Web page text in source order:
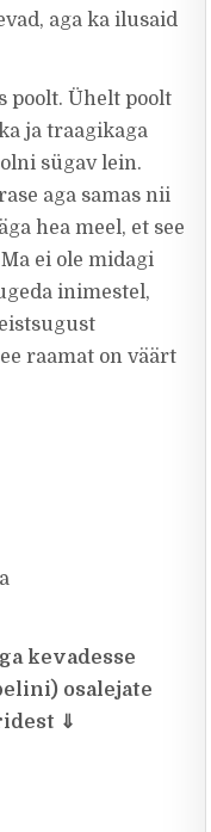
aga ka ilusaid
poolt. Ühelt poolt
ja traagikaga
sügav lein.
aga samas nii
hea meel, et see
ei ole midagi
inimestel,
raamat on väärt
kevadesse
osalejate
⇓